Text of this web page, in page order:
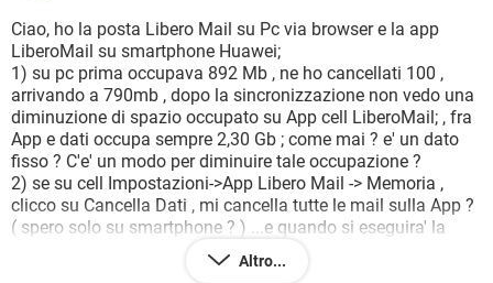
TIKTOK FACEBOOK
HARDWARE
INSTAGRAM WHATSAPP
TIKTOK FACEBOOK
HARDWARE
INTRATTENIMENTO ANDROID
iOS WINDOWS 10
INSTAGRAM WHATSAPP
TIKTOK FACEBOOK
HARDWARE
Ciao, ho la posta Libero Mail su Pc via browser e la app
LiberoMail su smartphone Huawei;
1) su pc prima occupava 892 Mb , ne ho cancellati 100 ,
arrivando a 790mb , dopo la sincronizzazione non vedo una
diminuzione di spazio occupato su App cell LiberoMail; , fra
App e dati occupa sempre 2,30 Gb ; come mai ? e' un dato
fisso ? C'e' un modo per diminuire tale occupazione ?
2) se su cell Impostazioni->App Libero Mail -> Memoria ,
clicco su Cancella Dati , mi cancella tutte le mail sulla App ?
( spero solo su smartphone ? ) ...e quando si eseguira' la
sincronia con Libero mail del pc , rivedro' tutte le mail anche
dalla app smartphone ? ( mi hanno consigliato di non
Altro...